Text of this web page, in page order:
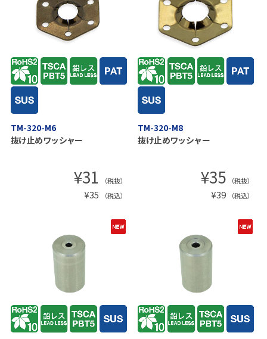
TM-320-M6
抜け止めワッシャー
¥31 （税抜）
¥35 （税込）
TM-320-M8
抜け止めワッシャー
¥35 （税抜）
¥39 （税込）